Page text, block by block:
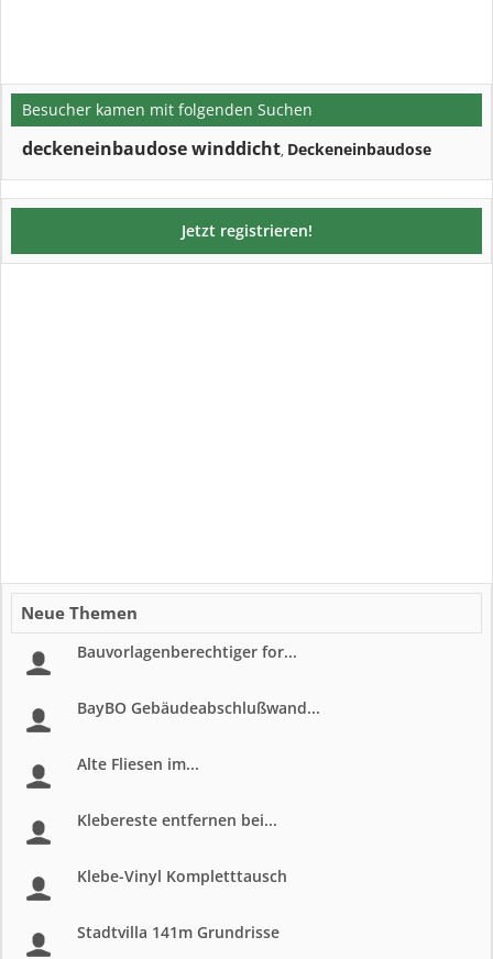
Besucher kamen mit folgenden Suchen
deckeneinbaudose winddicht, Deckeneinbaudose
Jetzt registrieren!
Neue Themen
Bauvorlagenberechtiger for...
BayBO Gebäudeabschlußwand...
Alte Fliesen im...
Klebereste entfernen bei...
Klebe-Vinyl Kompletttausch
Stadtvilla 141m Grundrisse